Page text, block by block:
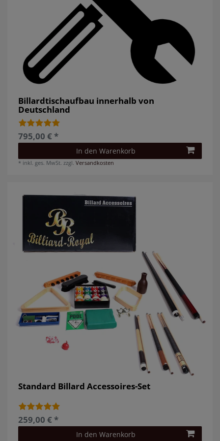
Billardtischaufbau innerhalb von
Deutschland
795,00 € *
In den Warenkorb
* inkl. ges. MwSt. zzgl.Versandkosten
Standard Billard Accessoires-Set
259,00 € *
In den Warenkorb